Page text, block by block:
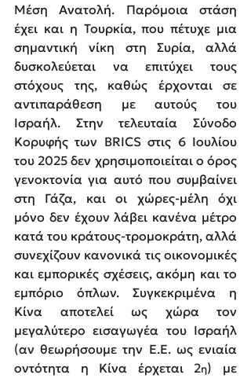
Μέση Ανατολή. Παρόμοια στάση
έχει και η Τουρκία, που πέτυχε μια
σημαντική νίκη στη Συρία, αλλά
δυσκολεύεται να επιτύχει τους
στόχους της, καθώς έρχονται σε
αντιπαράθεση με αυτούς του
Ισραήλ. Στην τελευταία Σύνοδο
Κορυφής των BRICS στις 6 Ιουλίου
του 2025 δεν χρησιμοποιείται ο όρος
γενοκτονία για αυτό που συμβαίνει
στη Γάζα, και οι χώρες-μέλη όχι
μόνο δεν έχουν λάβει κανένα μέτρο
κατά του κράτους-τρομοκράτη, αλλά
συνεχίζουν κανονικά τις οικονομικές
και εμπορικές σχέσεις, ακόμη και το
εμπόριο όπλων. Συγκεκριμένα η
Κίνα αποτελεί ως χώρα τον
μεγαλύτερο εισαγωγέα του Ισραήλ
(αν θεωρήσουμε την Ε.Ε. ως ενιαία
οντότητα η Κίνα έρχεται 2η) με